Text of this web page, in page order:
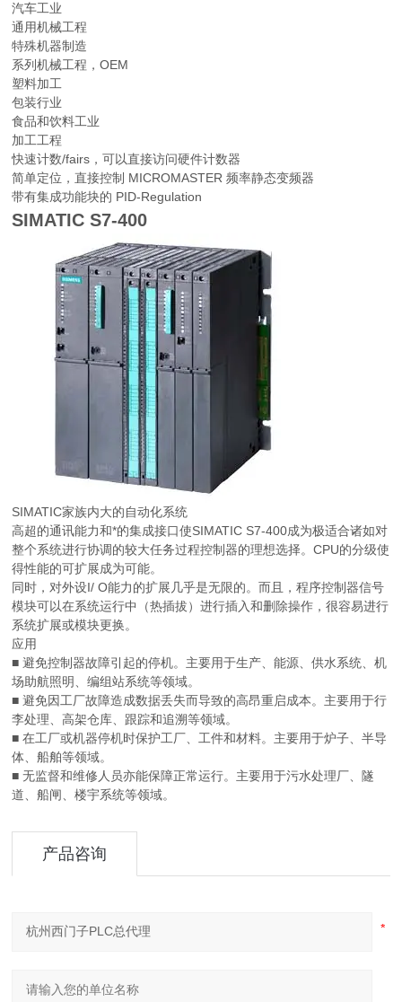
汽车工业
通用机械工程
特殊机器制造
系列机械工程，OEM
塑料加工
包装行业
食品和饮料工业
加工工程
快速计数/fairs，可以直接访问硬件计数器
简单定位，直接控制 MICROMASTER 频率静态变频器
带有集成功能块的 PID-Regulation
SIMATIC S7-400
SIMATIC家族内大的自动化系统
高超的通讯能力和*的集成接口使SIMATIC S7-400成为极适合诸如对
整个系统进行协调的较大任务过程控制器的理想选择。CPU的分级使
得性能的可扩展成为可能。
同时，对外设I/ O能力的扩展几乎是无限的。而且，程序控制器信号
模块可以在系统运行中（热插拔）进行插入和删除操作，很容易进行
系统扩展或模块更换。
应用
■ 避免控制器故障引起的停机。主要用于生产、能源、供水系统、机
场助航照明、编组站系统等领域。
■ 避免因工厂故障造成数据丢失而导致的高昂重启成本。主要用于行
李处理、高架仓库、跟踪和追溯等领域。
■ 在工厂或机器停机时保护工厂、工件和材料。主要用于炉子、半导
体、船舶等领域。
■ 无监督和维修人员亦能保障正常运行。主要用于污水处理厂、隧
道、船闸、楼宇系统等领域。
产品咨询